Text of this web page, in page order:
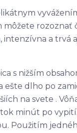
rozoznať
intenzívna a trvá
s nižším
dlho po
na svete .
minút po
Použitím